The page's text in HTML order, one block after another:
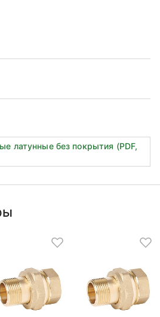
латунные без покрытия (PDF,